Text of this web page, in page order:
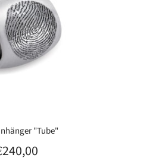
"Tube"